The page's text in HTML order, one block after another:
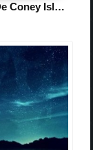
La Noria De Coney Island